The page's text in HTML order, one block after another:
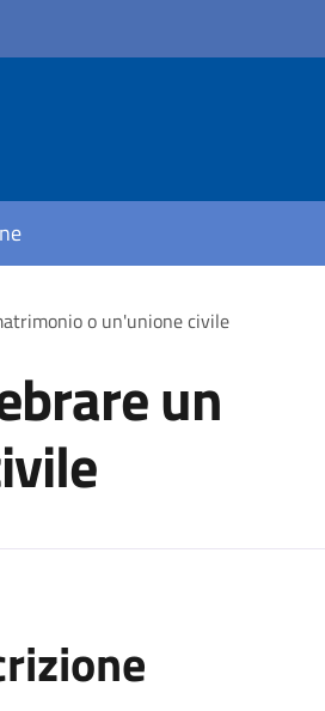
o un'unione civile
un